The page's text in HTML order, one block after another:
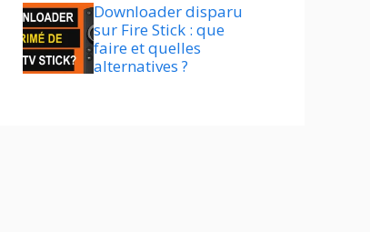
Downloader disparu
sur Fire Stick : que
faire et quelles
alternatives ?